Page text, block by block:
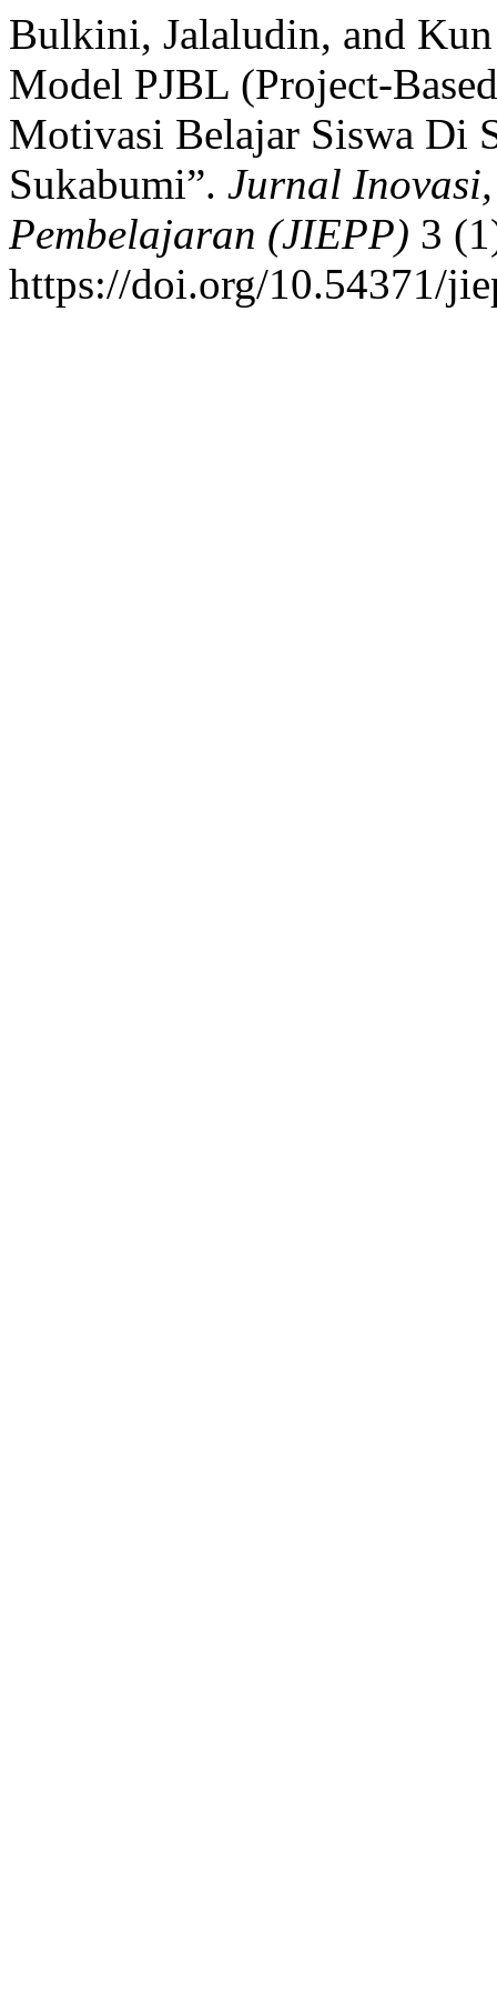
Bulkini, Jalaludin, and
Model PJBL (Project-
Motivasi Belajar Siswa Di
Sukabumi”. Jurnal
Pembelajaran (JIEPP) 3
https://doi.org/10.54371/